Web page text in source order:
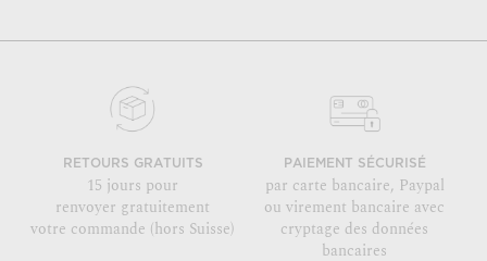
RETOURS GRATUITS
15 jours pour
renvoyer gratuitement
votre commande (hors Suisse)
PAIEMENT SÉCURISÉ
par carte bancaire, Paypal
ou virement bancaire avec
cryptage des données
bancaires